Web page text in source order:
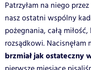
Patrzyłam na niego
nasz ostatni wspólny
pożegnania, całą
rozsądkowi.
brzmiał jak ostateczny